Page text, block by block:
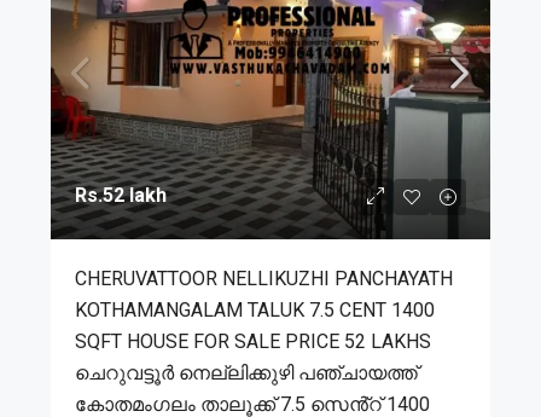
Rs.52 lakh
CHERUVATTOOR NELLIKUZHI PANCHAYATH
KOTHAMANGALAM TALUK 7.5 CENT 1400
SQFT HOUSE FOR SALE PRICE 52 LAKHS
ചെറുവട്ടൂർ നെല്ലിക്കുഴി പഞ്ചായത്ത്
കോതമംഗലം താലൂക്ക് 7.5 സെൻ്റ് 1400